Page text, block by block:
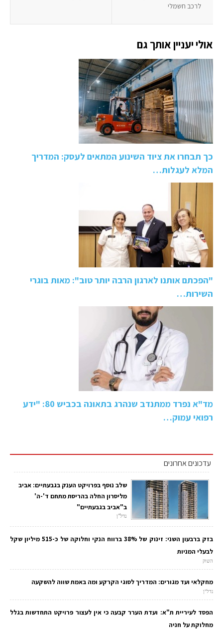
לרכב חשמלי
אולי יעניין אותך גם
כך תבחרו את ציוד השינוע המתאים לעסק: המדריך
המלא לעגלות…
"הפכתם אותנו לארגון הרבה יותר טוב": מאות בוגרי
השירות…
מד"א נפרד ממתנדב שנהרג בתאונה בכביש 80: "ידע
רפואי עמוק…
עדכונים אחרונים
שלב נוסף בפרויקט הענק בגבעתיים: אביב
מליסרון החלה בהריסת מתחם ד'-ה'
ב"אביב בגבעתיים"
נדל"ן
בזק ברבעון השני: זינוק של 38% ברווח הנקי וחלוקה של כ-515 מיליון שקל
לבעלי המניות
השוק
מחקלאי ועד מגורים: המדריך לסוגי הקרקע ומה באמת שווה להשקעה
נדל"ן
הפסד לעיריית ת"א: ועדת הערר קבעה כי אין לעצור פרויקט התחדשות בגלל
מחלוקת על חניה